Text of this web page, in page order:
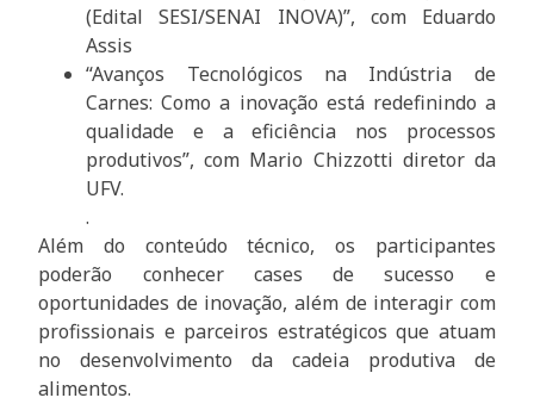
(Edital SESI/SENAI INOVA)”, com Eduardo
Assis
“Avanços Tecnológicos na Indústria de
Carnes: Como a inovação está redefinindo a
qualidade e a eficiência nos processos
produtivos”, com Mario Chizzotti diretor da
UFV.
.
Além do conteúdo técnico, os participantes
poderão conhecer cases de sucesso e
oportunidades de inovação, além de interagir com
profissionais e parceiros estratégicos que atuam
no desenvolvimento da cadeia produtiva de
alimentos.